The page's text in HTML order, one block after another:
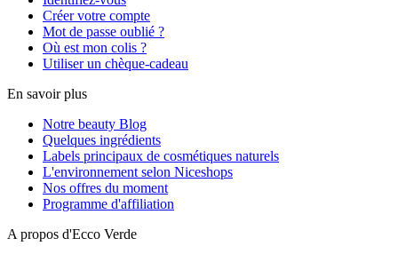
Créer votre compte
Mot de passe oublié ?
Où est mon colis ?
Utiliser un chèque-cadeau
En savoir plus
Notre beauty Blog
Quelques ingrédients
Labels principaux de cosmétiques naturels
L'environnement selon Niceshops
Nos offres du moment
Programme d'affiliation
A propos d'Ecco Verde